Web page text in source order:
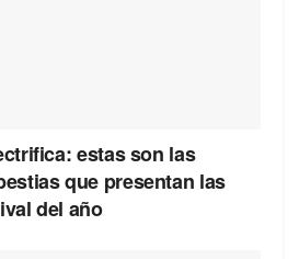
estas son las
que presentan las
del año